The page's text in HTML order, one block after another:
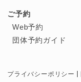
ご予約
Web予約
団体予約ガイド
プライバシーポリシー